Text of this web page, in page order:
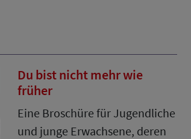
Du bist nicht mehr wie
früher
Eine Broschüre für Jugendliche
und junge Erwachsene, deren